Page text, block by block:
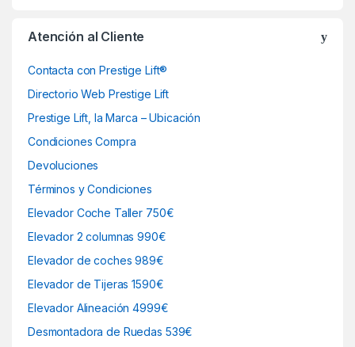
Atención al Cliente
Contacta con Prestige Lift®
Directorio Web Prestige Lift
Prestige Lift, la Marca – Ubicación
Condiciones Compra
Devoluciones
Términos y Condiciones
Elevador Coche Taller 750€
Elevador 2 columnas 990€
Elevador de coches 989€
Elevador de Tijeras 1590€
Elevador Alineación 4999€
Desmontadora de Ruedas 539€